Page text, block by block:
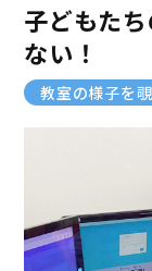
子どもた
ない！
教室の様子を